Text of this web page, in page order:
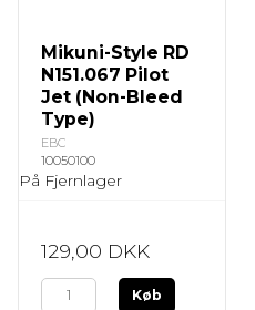
Mikuni-Style RD
N151.067 Pilot
Jet (Non-Bleed
Type)
EBC
10050100
På Fjernlager
129,00 DKK
Køb